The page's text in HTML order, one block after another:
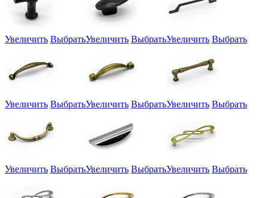
Увеличить ВыбратьУвеличить ВыбратьУвеличить Выбрать
Увеличить ВыбратьУвеличить ВыбратьУвеличить Выбрать
Увеличить ВыбратьУвеличить ВыбратьУвеличить Выбрать